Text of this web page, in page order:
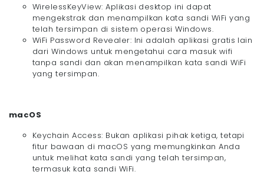
WirelessKeyView: Aplikasi desktop ini dapat
mengekstrak dan menampilkan kata sandi WiFi yang
telah tersimpan di sistem operasi Windows.
WiFi Password Revealer: Ini adalah aplikasi gratis lain
dari Windows untuk mengetahui cara masuk wifi
tanpa sandi dan akan menampilkan kata sandi WiFi
yang tersimpan.
macOS
Keychain Access: Bukan aplikasi pihak ketiga, tetapi
fitur bawaan di macOS yang memungkinkan Anda
untuk melihat kata sandi yang telah tersimpan,
termasuk kata sandi WiFi.